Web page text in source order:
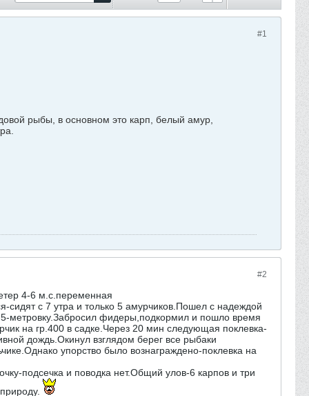
#1
рыбы, в основном это карп, белый амур,
#2
4-6 м.с.переменная
сидят с 7 утра и только 5 амурчиков.Пошел с надеждой
метровку.Забросил фидеры,подкормил и пошло время
на гр.400 в садке.Через 20 мин следующая поклевка-
дождь.Окинул взглядом берег все рыбаки
упорство было вознаграждено-поклевка на
подсечка и поводка нет.Общий улов-6 карпов и три